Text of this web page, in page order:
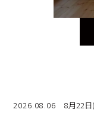
2026.08.06
8月22